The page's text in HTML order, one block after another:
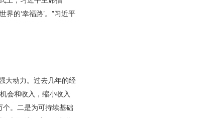
的‘幸福路’。”习近平
大动力。过去几年的经
会和收入，缩小收入
个。二是为可持续基础